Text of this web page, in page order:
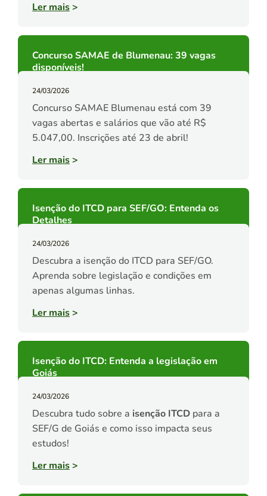
Ler mais>
Concurso SAMAE de Blumenau: 39 vagas
disponíveis!
24/03/2026
Concurso SAMAE Blumenau está com 39
vagas abertas e salários que vão até R$
5.047,00. Inscrições até 23 de abril!
Ler mais>
Isenção do ITCD para SEF/GO: Entenda os
Detalhes
24/03/2026
Descubra a isenção do ITCD para SEF/GO.
Aprenda sobre legislação e condições em
apenas algumas linhas.
Ler mais>
Isenção do ITCD: Entenda a legislação em
Goiás
24/03/2026
Descubra tudo sobre a isenção ITCD para a
SEF/G de Goiás e como isso impacta seus
estudos!
Ler mais>